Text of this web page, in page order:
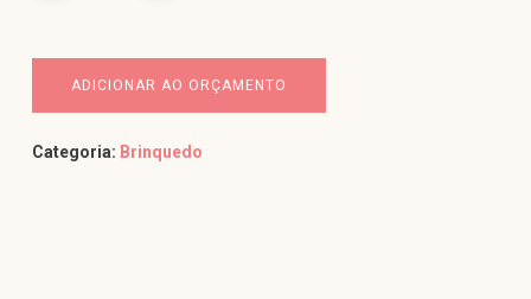
ADICIONAR AO ORÇAMENTO
Categoria: Brinquedo